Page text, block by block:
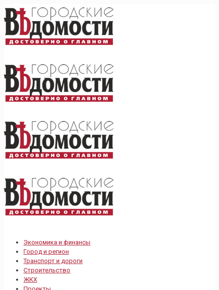
Экономика и финансы
Город и регион
Транспорт и дороги
Строительство
ЖКХ